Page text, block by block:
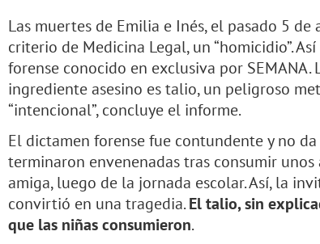
Las muertes de Emilia e Inés, el pasado 5
criterio de Medicina Legal, un “homicidio”.
forense conocido en exclusiva por SEMANA.
ingrediente asesino es talio, un peligroso
“intencional”, concluye el informe.
El dictamen forense fue contundente y no da
terminaron envenenadas tras consumir
amiga, luego de la jornada escolar. Así, la
convirtió en una tragedia.El talio, sin
que las niñas consumieron.